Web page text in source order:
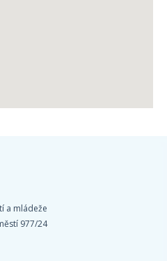
a mládeže
977/24